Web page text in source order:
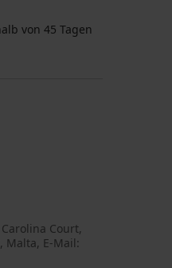
von 45 Tagen
Court,
Malta, E-Mail: